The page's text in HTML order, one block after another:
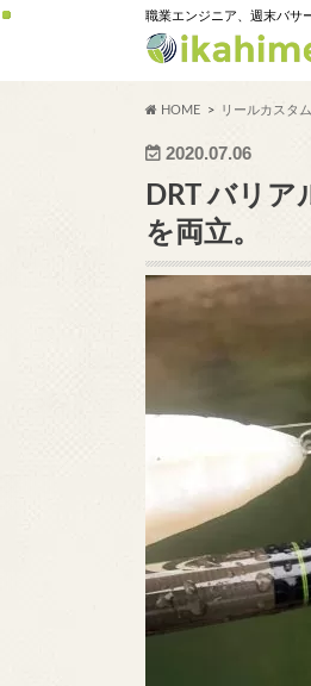
職業エンジニア、週末バサ
HOME リールカスタム
2020.07.06
DRT バリ
を両立。